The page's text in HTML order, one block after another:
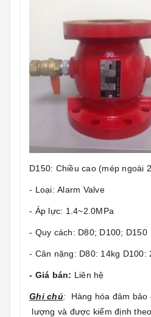
D150: Chiều cao (mép ngoài
- Loại: Alarm Valve
- Áp lực: 1.4~2.0MPa
- Quy cách: D80; D100; D150
- Cân nặng: D80: 14kg D100:
- Giá bán: Liên hệ
Ghi chú: Hàng hóa đảm bảo
lượng và được kiểm định